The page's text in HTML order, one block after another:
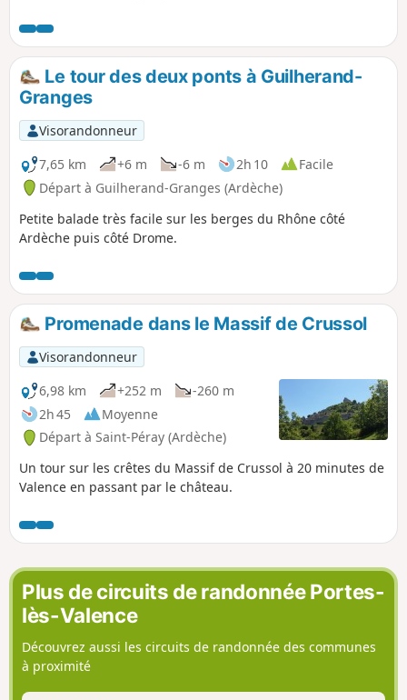
dessiné.
Le tour des deux ponts à Guilherand-
Granges
Visorandonneur
7,65 km
+6 m -6 m 2h 10
Facile
Départ à Guilherand-Granges (Ardèche)
Petite balade très facile sur les berges du Rhône côté
Ardèche puis côté Drome.
Promenade dans le Massif de Crussol
Visorandonneur
6,98 km
+252 m
-260 m
2h 45
Moyenne
Départ à Saint-Péray (Ardèche)
Un tour sur les crêtes du Massif de Crussol à 20 minutes de
Valence en passant par le château.
Plus de circuits de randonnée Portes-
lès-Valence
Découvrez aussi les circuits de randonnée des communes
à proximité